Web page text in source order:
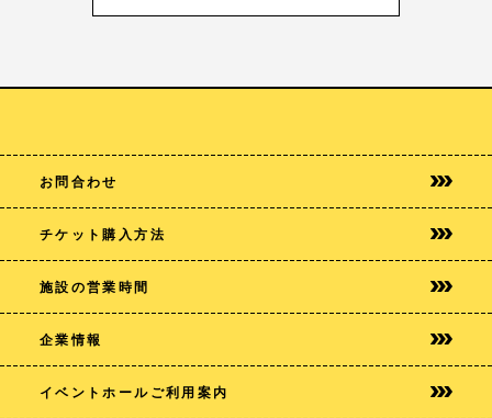
お問合わせ
チケット購入方法
施設の営業時間
企業情報
イベントホールご利用案内